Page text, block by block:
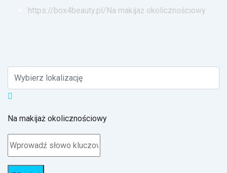
https://box4beauty.pl/Na makijaż okolicznościowy
Na makijaż okolicznościowy